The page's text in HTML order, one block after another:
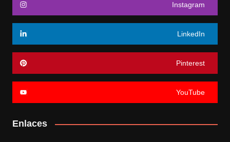
Instagram
LinkedIn
Pinterest
YouTube
Enlaces